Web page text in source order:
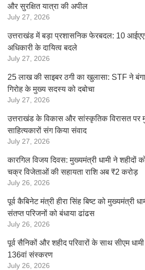
और सुरक्षित यात्रा की अपील
July 27, 2026
उत्तराखंड में बड़ा प्रशासनिक फेरबदल: 10
अधिकारी के दायित्व बदले
July 27, 2026
25 लाख की साइबर ठगी का खुलासा: STF ने
गिरोह के मुख्य सदस्य को दबोचा
July 27, 2026
उत्तराखंड के विकास और सांस्कृतिक विरासत पर
साहित्यकारों संग किया संवाद
July 27, 2026
कारगिल विजय दिवस: मुख्यमंत्री धामी ने शहीदों
चक्र विजेताओं की सहायता राशि अब ₹2 करोड़
July 26, 2026
पूर्व कैबिनेट मंत्री हीरा सिंह बिष्ट को मुख्यमंत्री
संतप्त परिजनों को बंधाया ढांढस
July 26, 2026
पूर्व सैनिकों और शहीद परिवारों के साथ सीएम
136वां संस्करण
July 26, 2026